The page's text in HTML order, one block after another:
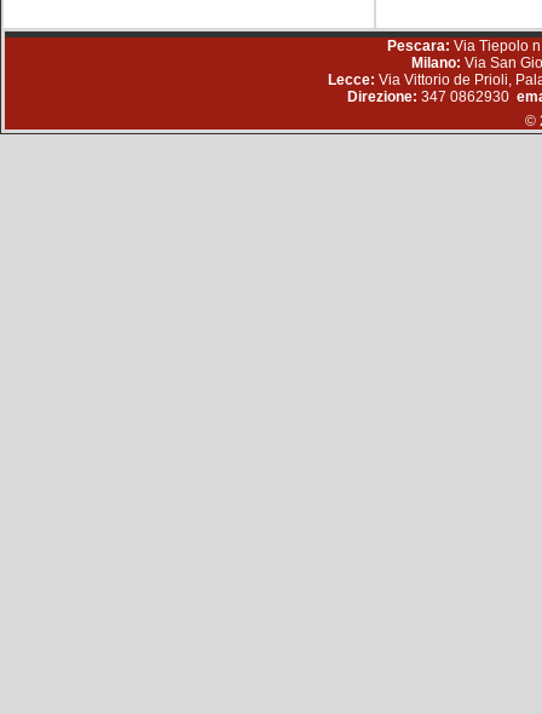
Pescara: Via Tiepolo
Milano: Via San
Lecce: Via Vittorio de Prioli,
Direzione: 347 0862930
©